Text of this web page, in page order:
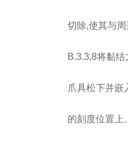
切除,使其与
B.3.3,8将黏
爪具松下并嵌
的刻度位置上